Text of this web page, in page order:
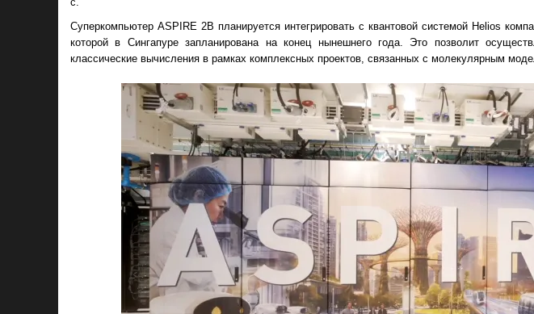
Суперкомпьютер ASPIRE 2B планируется интегрировать с квантовой системой Helios
которой в Сингапуре запланирована на конец нынешнего года. Это позволит
классические вычисления в рамках комплексных проектов, связанных с молекулярным